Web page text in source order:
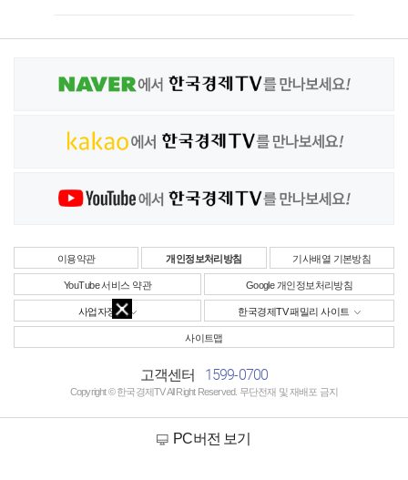
이용약관 개인정보처리방침 기사배열 기본방침
YouTube 서비스 약관 Google 개인정보처리방침
사업자정보 한국경제TV 패밀리 사이트
사이트맵
고객센터 1599-0700
Copyright © 한국경제TV All Right Reserved. 무단전재 및 재배포 금지
PC버전 보기